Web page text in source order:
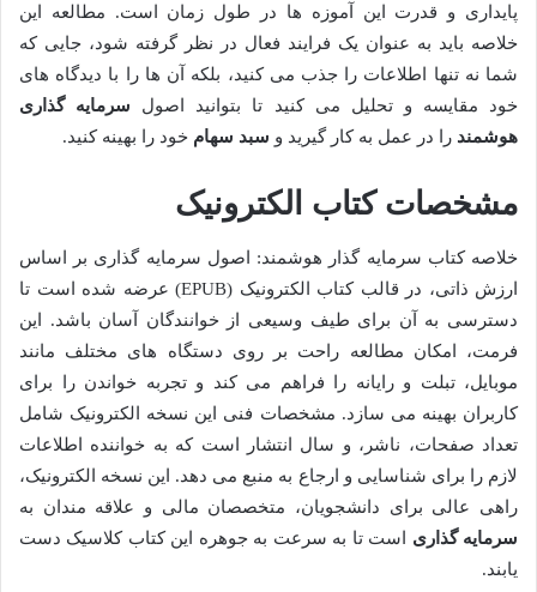
پایداری و قدرت این آموزه ها در طول زمان است. مطالعه این
خلاصه باید به عنوان یک فرایند فعال در نظر گرفته شود، جایی که
شما نه تنها اطلاعات را جذب می کنید، بلکه آن ها را با دیدگاه های
خود مقایسه و تحلیل می کنید تا بتوانید اصول سرمایه گذاری
هوشمند را در عمل به کار گیرید و سبد سهام خود را بهینه کنید.
مشخصات کتاب الکترونیک
خلاصه کتاب سرمایه گذار هوشمند: اصول سرمایه گذاری بر اساس
ارزش ذاتی، در قالب کتاب الکترونیک (EPUB) عرضه شده است تا
دسترسی به آن برای طیف وسیعی از خوانندگان آسان باشد. این
فرمت، امکان مطالعه راحت بر روی دستگاه های مختلف مانند
موبایل، تبلت و رایانه را فراهم می کند و تجربه خواندن را برای
کاربران بهینه می سازد. مشخصات فنی این نسخه الکترونیک شامل
تعداد صفحات، ناشر، و سال انتشار است که به خواننده اطلاعات
لازم را برای شناسایی و ارجاع به منبع می دهد. این نسخه الکترونیک،
راهی عالی برای دانشجویان، متخصصان مالی و علاقه مندان به
سرمایه گذاری است تا به سرعت به جوهره این کتاب کلاسیک دست
یابند.